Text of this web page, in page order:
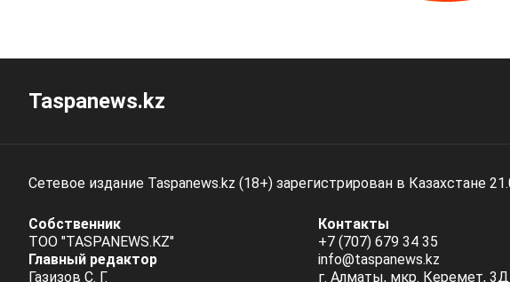
Taspanews.kz
Сетевое издание Taspanews.kz (18+) зарегистрирован в Казахстане
Собственник
ТОО "TASPANEWS.KZ"
Главный редактор
Газизов С. Г.
Контакты
+7 (707) 679 34 35
info@taspanews.kz
г. Алматы, мкр. Керемет, 3Д